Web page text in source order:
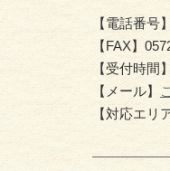
【電話番号
【FAX】
【受付時間
【メール】
【対応エリ